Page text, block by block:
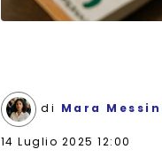
di Mara
14 Luglio 2025 12:00